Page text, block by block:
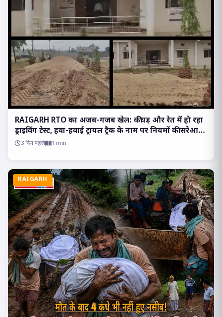
RAIGARH RTO का अजब-गजब खेल: कीचड़ और रेत में हो रहा
ड्राइविंग टेस्ट, हवा-हवाई ट्रायल ट्रैक के नाम पर नियमों की सरेआम
उड़ रही धज्जियां
3 दिन पहले 1 min
RAIGARH